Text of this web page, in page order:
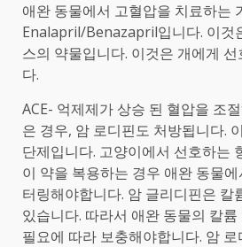
애완 동물에서 고혈압을 치료하는
Enalapril/Benazapril입니다. 이것
스의 약물입니다. 이것은 개에게
다.
ACE- 억제제가 상승 된 혈압을 조
은 경우, 암 로디핀도 처방됩니다.
단제입니다. 고양이에서 선호하는
이 약을 복용하는 경우 애완 동물
터링해야합니다. 암 글리디핀은 칼
있습니다. 따라서 애완 동물의 칼
필요에 따라 보충해야합니다. 암